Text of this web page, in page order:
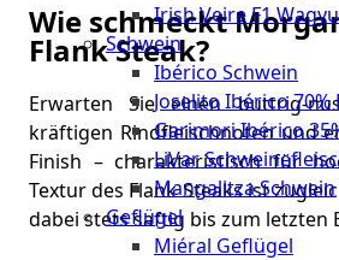
Irish Veire F1
Schwein
Ibérico Schwein
Joselito Ibérico 70%
Garimori Ibérico
LiVar
Mangalitza Schwein
Geflügel
Miéral Geflügel
Wie schmeckt
Flank Steak?
Erwarten Sie einen buttrig-
kräftigen Rindfleischnoten und
Finish – charakteristisch für
Textur des Flank Steaks ist
dabei stets saftig bis zum letzten